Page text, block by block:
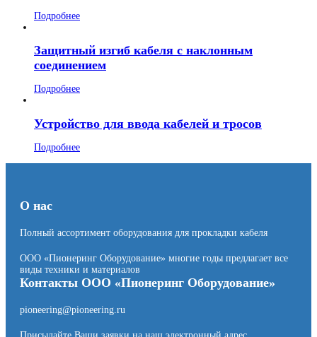
Подробнее
Защитный изгиб кабеля с наклонным
соединением
Подробнее
Устройство для ввода кабелей и тросов
Подробнее
О нас
Полный ассортимент оборудования для прокладки кабеля
ООО «Пионеринг Оборудование» многие годы предлагает все
виды техники и материалов
Контакты ООО «Пионеринг Оборудование»
pioneering@pioneering.ru